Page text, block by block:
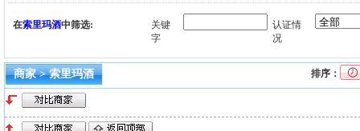
在索里玛酒中筛选:
关键
字
认证情
况
商家 > 索里玛酒 排序：